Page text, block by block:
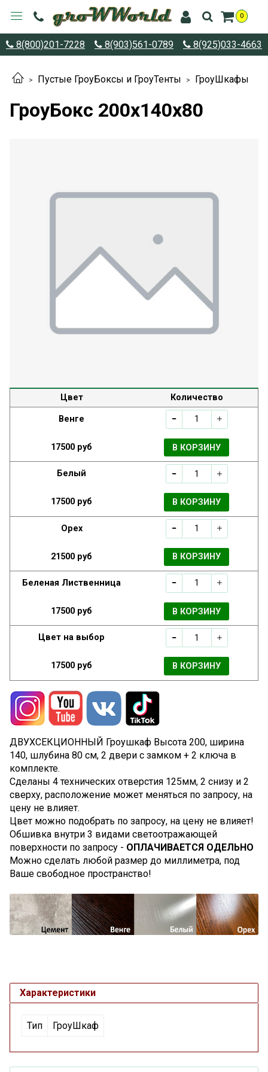
0
8(800)201-7228 8(903)561-0789 8(925)033-4663
Пустые ГроуБоксы и ГроуТенты ГроуШкафы
ГроуБокс 200x140x80
Цвет Количество
Венге
17500 руб В КОРЗИНУ
Белый
17500 руб В КОРЗИНУ
Орех
21500 руб В КОРЗИНУ
Беленая Лиственница
17500 руб В КОРЗИНУ
Цвет на выбор
17500 руб В КОРЗИНУ
ДВУХСЕКЦИОННЫЙ Гроушкаф Высота 200, ширина
140, шлубина 80 см, 2 двери с замком + 2 ключа в
комплекте.
Сделаны 4 технических отверстия 125мм, 2 снизу и 2
сверху, расположение может меняться по запросу, на
цену не влияет.
Цвет можно подобрать по запросу, на цену не влияет!
Обшивка внутри 3 видами светоотражающей
поверхности по запросу - ОПЛАЧИВАЕТСЯ ОДЕЛЬНО
Можно сделать любой размер до миллиметра, под
Ваше свободное пространство!
Характеристики
Тип ГроуШкаф